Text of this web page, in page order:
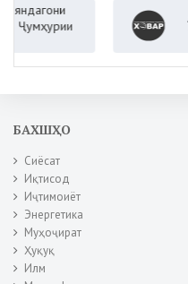
БАХШҲО
Сиёсат
Иқтисод
Иҷтимоиёт
Энергетика
Муҳоҷират
Ҳуқуқ
Илм